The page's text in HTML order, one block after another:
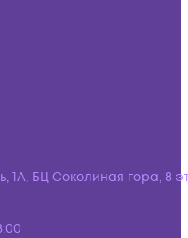
1А, БЦ Соколиная гора, 8